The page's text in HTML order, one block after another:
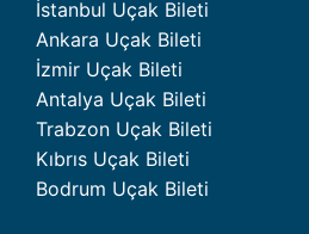
İstanbul Uçak Bileti
Ankara Uçak Bileti
İzmir Uçak Bileti
Antalya Uçak Bileti
Trabzon Uçak Bileti
Kıbrıs Uçak Bileti
Bodrum Uçak Bileti